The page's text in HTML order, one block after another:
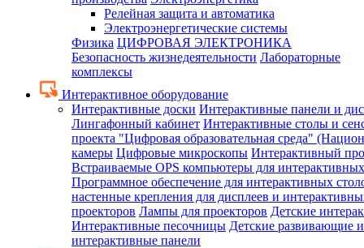
Релейная защита и автоматика
Электроэнергетические системы
Физика ЦИФРОВАЯ ЭЛЕКТРОНИКА
Безопасность жизнедеятельности Лабораторные
комплексы
Интерактивное оборудование
Интерактивные доски Интерактивные панели и
Лингафонный кабинет Интерактивные столы и
проекта "Цифровая образовательная среда"
камеры Цифровые микроскопы Интерактивный
Встраиваемые OPS компьютеры для
Программное обеспечение для интерактивных
настенные крепления для дисплеев и
проекторов Лампы для проекторов Детские
Интерактивные песочницы Детские развивающие
интерактивные панели